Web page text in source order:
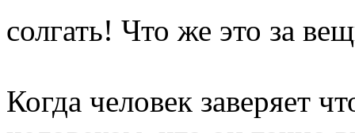
солгать! Что же это за
Когда человек заверяет